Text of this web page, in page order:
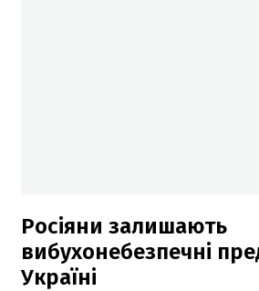
Росіяни залишають
вибухонебезпечні
Україні